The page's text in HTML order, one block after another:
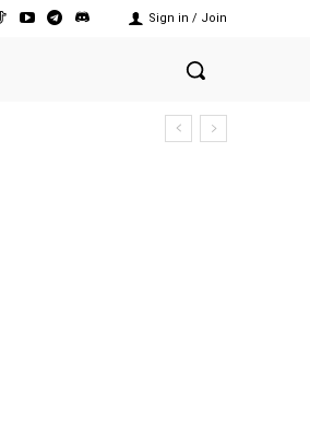
Sign in / Join